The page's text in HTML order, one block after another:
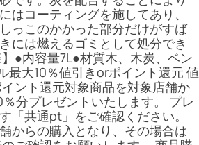
コーティングを施してあり、
っこのかかった部分だけがすば
には燃えるゴミとして処分でき
●内容量7L●材質木、木炭、ベン
大10％値引きorポイント還元 値
ント還元対象商品を対象店舗か
分プレゼントいたします。 プレ
「共通pt」をご確認ください。
からの購入となり、その場合は